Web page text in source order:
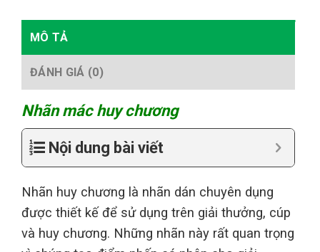
MÔ TẢ
ĐÁNH GIÁ (0)
Nhãn mác huy chương
Nội dung bài viết
Nhãn huy chương là nhãn dán chuyên dụng
được thiết kế để sử dụng trên giải thưởng, cúp
và huy chương. Những nhãn này rất quan trọng